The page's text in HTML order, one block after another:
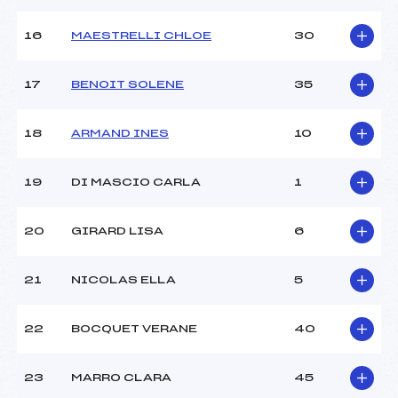
U14
16 MAESTRELLI CHLOE 30
17 BENOIT SOLENE 35
18 ARMAND INES 10
19 DI MASCIO CARLA 1
20 GIRARD LISA 6
21 NICOLAS ELLA 5
22 BOCQUET VERANE 40
23 MARRO CLARA 45